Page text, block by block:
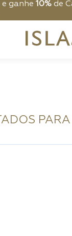
ganhe 10% de